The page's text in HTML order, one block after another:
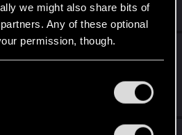
we might also share bits of
Any of these optional
permission, though.
regarding them in the
0
Apr 8, 2026
est disponible sur le Xbox
Mar 10, 2026